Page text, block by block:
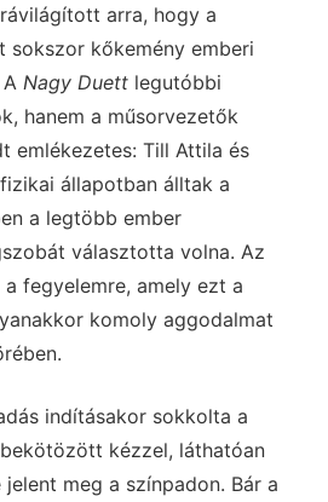
arra, hogy a
kőkemény emberi
Nagy Duett legutóbbi
hanem a műsorvezetők
emlékezetes: Till Attila és
állapotban álltak a
a legtöbb ember
választotta volna. Az
fegyelemre, amely ezt a
komoly aggodalmat
indításakor sokkolta a
kézzel, láthatóan
meg a színpadon. Bár a